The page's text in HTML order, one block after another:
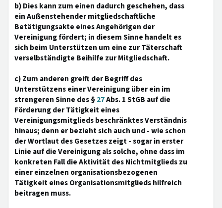
b) Dies kann zum einen dadurch geschehen, dass
ein Außenstehender mitgliedschaftliche
Betätigungsakte eines Angehörigen der
Vereinigung fördert; in diesem Sinne handelt es
sich beim Unterstützen um eine zur Täterschaft
verselbständigte Beihilfe zur Mitgliedschaft.
c) Zum anderen greift der Begriff des
Unterstützens einer Vereinigung über ein im
strengeren Sinne des §27Abs. 1 StGB auf die
Förderung der Tätigkeit eines
Vereinigungsmitglieds beschränktes Verständnis
hinaus; denn er bezieht sich auch und - wie schon
der Wortlaut des Gesetzes zeigt - sogar in erster
Linie auf die Vereinigung als solche, ohne dass im
konkreten Fall die Aktivität des Nichtmitglieds zu
einer einzelnen organisationsbezogenen
Tätigkeit eines Organisationsmitglieds hilfreich
beitragen muss.